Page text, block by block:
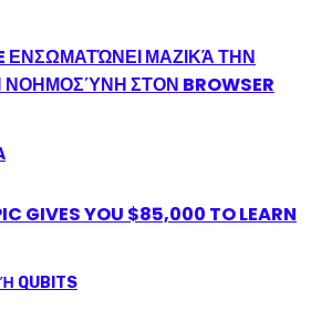
ΕΝΣΩΜΑΤΏΝΕΙ ΜΑΖΙΚΆ ΤΗΝ
ΣΤΟΝ BROWSER
GIVES YOU $85,000 TO LEARN